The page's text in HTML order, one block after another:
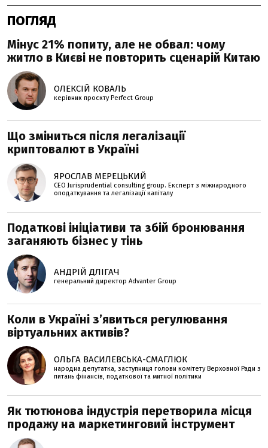
ПОГЛЯД
Мінус 21% попиту, але не обвал: чому
житло в Києві не повторить сценарій Китаю
ОЛЕКСІЙ КОВАЛЬ
керівник проєкту Perfеct Group
Що зміниться після легалізації
криптовалют в Україні
ЯРОСЛАВ МЕРЕЦЬКИЙ
CEO Jurisprudential consulting group. Експерт з міжнародного
оподаткування та легалізації капіталу
Податкові ініціативи та збій бронювання
заганяють бізнес у тінь
АНДРІЙ ДЛІГАЧ
генеральний директор Advanter Group
Коли в Україні з’явиться регулювання
віртуальних активів?
ОЛЬГА ВАСИЛЕВСЬКА-СМАГЛЮК
народна депутатка, заступниця голови комітету Верховної Ради з
питань фінансів, податкової та митної політики
Як тютюнова індустрія перетворила місця
продажу на маркетинговий інструмент